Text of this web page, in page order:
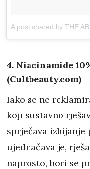
4. Niacinamide
(Cultbeauty.com)
Iako se ne
koji sustavno
sprječava
ujednačava je,
naprosto, bori se